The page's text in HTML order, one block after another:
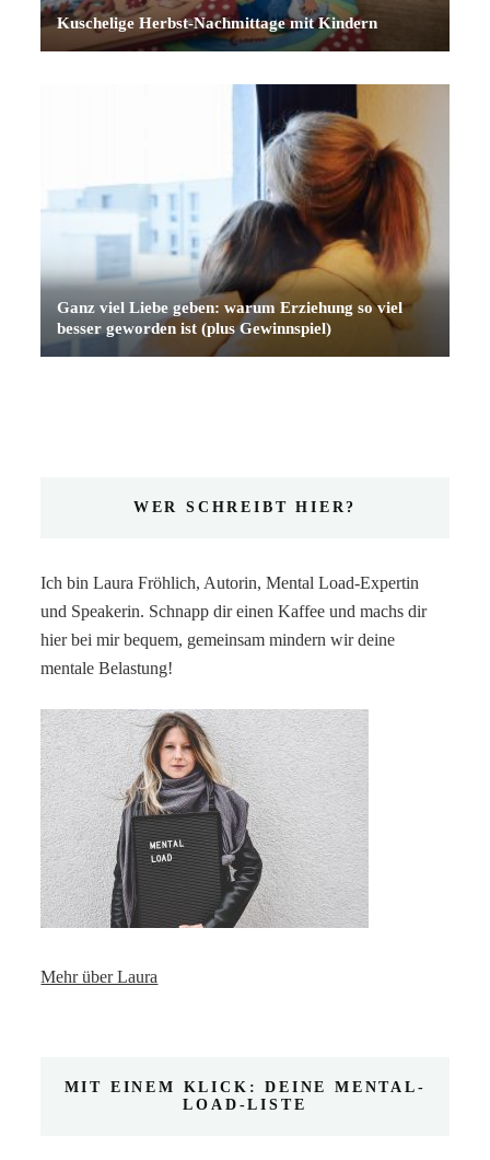
Kuschelige Herbst-Nachmittage mit Kindern
Ganz viel Liebe geben: warum Erziehung so viel
besser geworden ist (plus Gewinnspiel)
WER SCHREIBT HIER?
Ich bin Laura Fröhlich, Autorin, Mental Load-Expertin
und Speakerin. Schnapp dir einen Kaffee und machs dir
hier bei mir bequem, gemeinsam mindern wir deine
mentale Belastung!
Mehr über Laura
MIT EINEM KLICK: DEINE MENTAL-
LOAD-LISTE